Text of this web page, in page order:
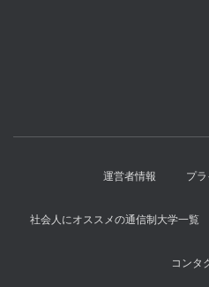
運営者情報 プ
社会人にオススメの通信制大学一覧
コンタ